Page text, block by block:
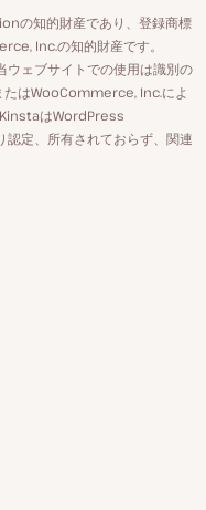
ー
ジ
の知的財産であり、登録商標
Inc.の知的財産です。
ェブサイトでの使用は識別の
はWooCommerce, Inc.によ
KinstaはWordPress
定、所有されておらず、関連